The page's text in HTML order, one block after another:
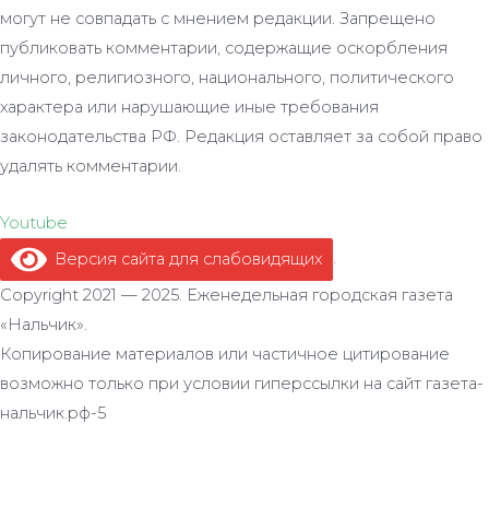
могут не совпадать с мнением редакции. Запрещено
публиковать комментарии, содержащие оскорбления
личного, религиозного, национального, политического
характера или нарушающие иные требования
законодательства РФ. Редакция оставляет за собой право
удалять комментарии.
Youtube
Версия сайта для слабовидящих
.
Copyright 2021 — 2025. Еженедельная городская газета
«Нальчик».
Копирование материалов или частичное цитирование
возможно только при условии гиперссылки на сайт газета-
нальчик.рф-5